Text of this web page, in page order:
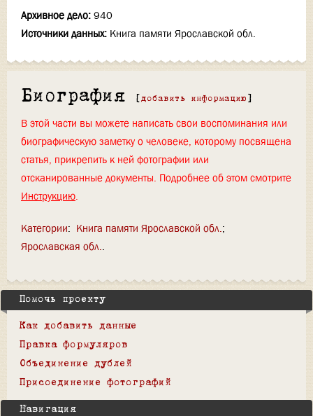
Архивное дело: 940
Источники данных: Книга памяти Ярославской обл.
Биография [ добавить информацию ]
В этой части вы можете написать свои воспоминания или
биографическую заметку о человеке, которому посвящена
статья, прикрепить к ней фотографии или
отсканированные документы. Подробнее об этом смотрите
Инструкцию.
Категории: Книга памяти Ярославской обл.
Ярославская обл.
Помочь проекту
Как добавить данные
Правка формуляров
Объединение дублей
Присоединение фотографий
Навигация